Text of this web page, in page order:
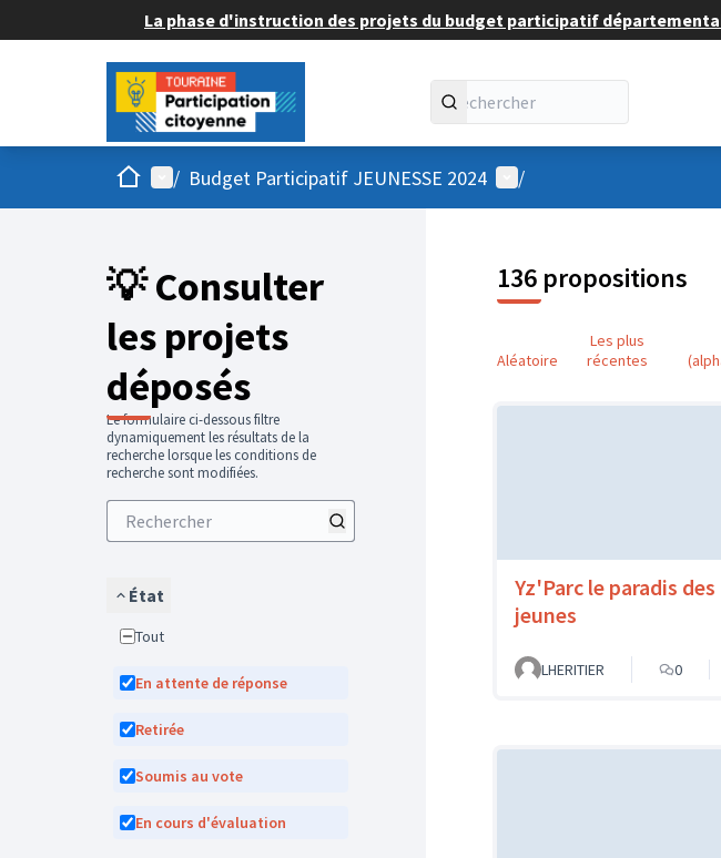
La phase d'instruction des projets du budget participatif départemental
AccueilMenu principal
/ Budget Participatif JEUNESSE 2024 Menu utilisateur
/
💡 Consulter
les projets
déposés
Le formulaire ci-dessous filtre
dynamiquement les résultats de la
recherche lorsque les conditions de
recherche sont modifiées.
État
Tout
En attente de réponse
Retirée
Soumis au vote
En cours d'évaluation
136 propositions
Aléatoire
Les plus
récentes
Yz'Parc le paradis des
jeunes
LHERITIER 0